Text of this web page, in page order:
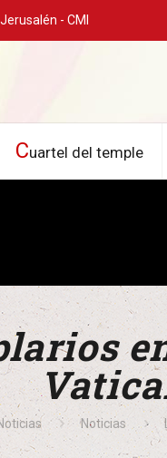
- CMI
Cuartel del temple
Noticias